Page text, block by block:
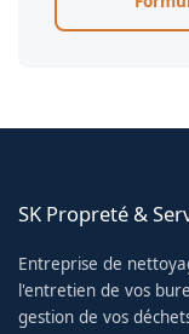
SK Propreté &
Entreprise de
l'entretien de vos
gestion de vos